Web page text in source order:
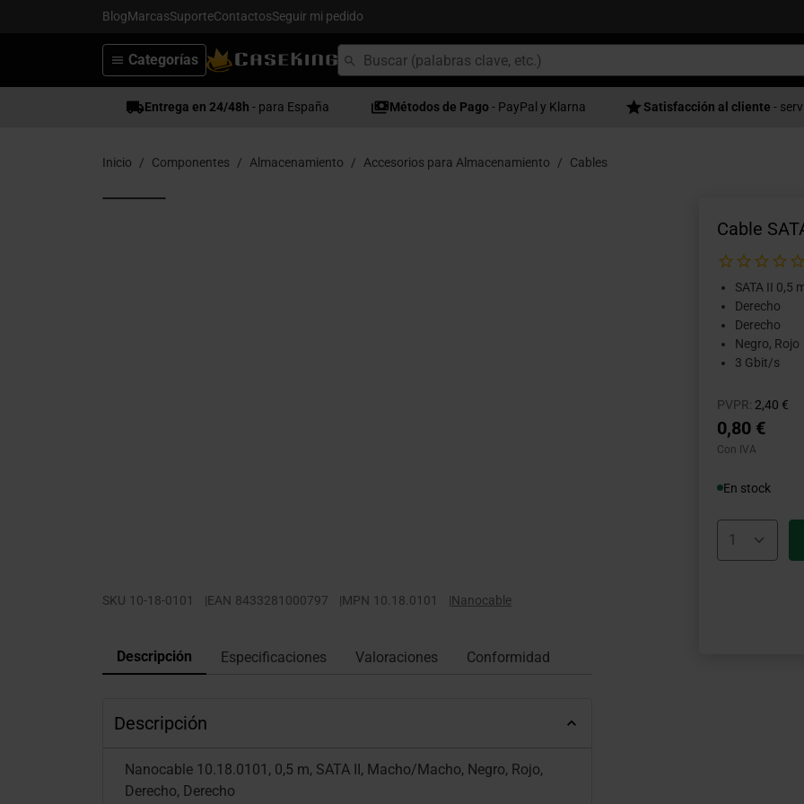
BlogMarcasSuporteContactosSeguir mi pedido
Categorías
Entrega en 24/48h - para España Métodos de Pago - PayPal y Klarna Satisfacción al cliente -
Inicio Componentes Almacenamiento Accesorios para Almacenamiento Cables
Cable
SATA II 0,5
Derecho
Derecho
Negro, Rojo
3 Gbit/s
PVPR: Precio
2,40 €
0,80 €
En stock
Con IVA
SKU 10-18-0101 |EAN 8433281000797 |MPN 10.18.0101 |Nanocable
Descripción Especificaciones Valoraciones Conformidad
Descripción
Nanocable 10.18.0101, 0,5 m, SATA II, Macho/Macho, Negro, Rojo,
Derecho, Derecho